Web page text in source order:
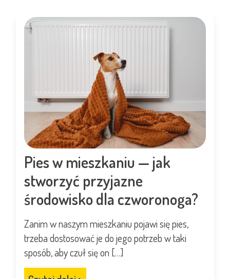
Pies w mieszkaniu — jak
stworzyć przyjazne
środowisko dla czworonoga?
Zanim w naszym mieszkaniu pojawi się pies,
trzeba dostosować je do jego potrzeb w taki
sposób, aby czuł się on […]